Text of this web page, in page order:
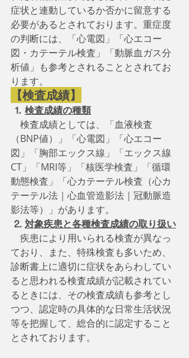
症状と連動しているか否かに留意する
必要があるとされております。重症度
の判断には、「心電図」「心エコー
図・カテーテル検査」「動脈血ガス分
析値」も参考とされることとされてお
ります。
【検査成績】
⒈ 検査成績の種類
検査成績としては、「血液検査
（BNP値）」「心電図」「心エコー
図」「胸部エックス線」「エックス線
CT」「MRI等」「核医学検査」「循環
動態検査」「心カテーテル検査（心カ
テーテル法｜心血管造影法｜冠動脈造
影法等）」があります。
⒉ 対象疾患と各種検査成績の取り扱い
疾患により用いられる検査が異なっ
ており、また、特殊検査も多いため、
診断書上に適切に症状をあらわしてい
ると思われる検査成績が記載されてい
るときには、その検査成績も参考とし
つつ、認定時の具体的な日常生活状況
等を把握して、総合的に認定すること
とされております。